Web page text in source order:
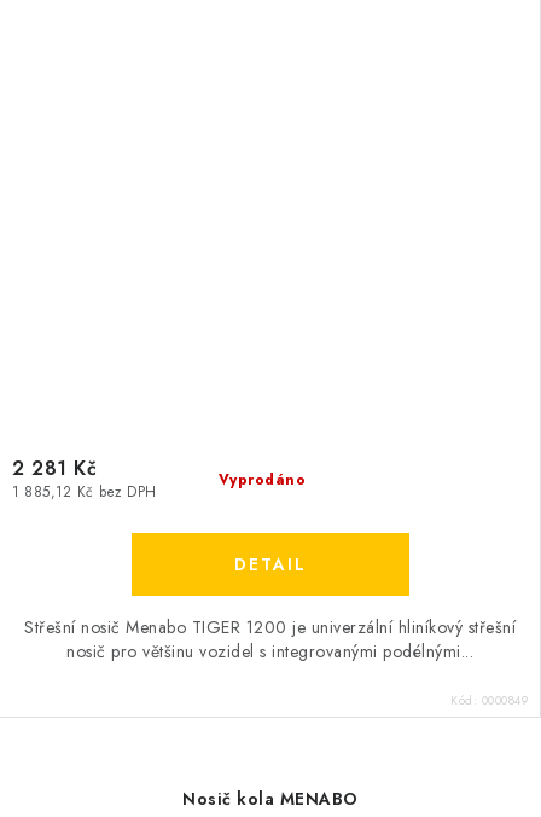
Vyprodáno
1 885,12 Kč bez DPH
2 281 Kč
Střešní nosič Menabo TIGER 1200 je univerzální hliníkový střešní
nosič pro většinu vozidel s integrovanými podélnými...
Kód: 0000849
Nosič kola MENABO